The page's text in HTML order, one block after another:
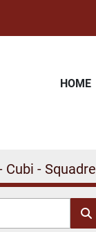
HOME
Cubi - Squadre